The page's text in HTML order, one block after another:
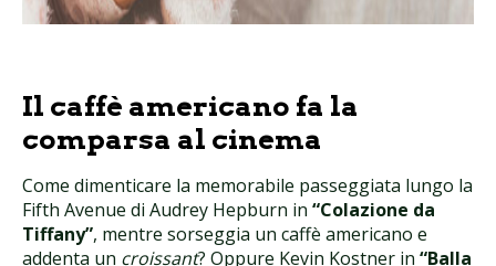
Il caffè americano fa la
comparsa al cinema
Come dimenticare la memorabile passeggiata lungo la
Fifth Avenue di Audrey Hepburn in “Colazione da
Tiffany”, mentre sorseggia un caffè americano e
addenta un croissant? Oppure Kevin Kostner in “Balla